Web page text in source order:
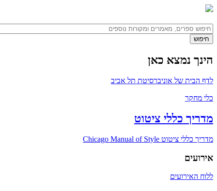
הינך נמצא כאן
לדף הבית של אוניברסיטת תל אביב
כלי מחקר
מדריך כללי ציטוט
מדריך כללי ציטוט Chicago Manual of Style
אירועים
ללוח האירועים